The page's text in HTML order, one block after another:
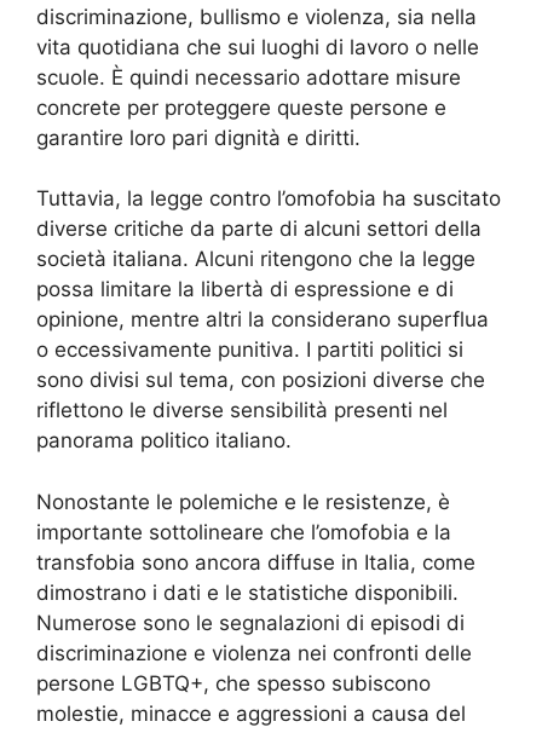
discriminazione, bullismo e violenza, sia nella
vita quotidiana che sui luoghi di lavoro o nelle
scuole. È quindi necessario adottare misure
concrete per proteggere queste persone e
garantire loro pari dignità e diritti.
Tuttavia, la legge contro l’omofobia ha suscitato
diverse critiche da parte di alcuni settori della
società italiana. Alcuni ritengono che la legge
possa limitare la libertà di espressione e di
opinione, mentre altri la considerano superflua
o eccessivamente punitiva. I partiti politici si
sono divisi sul tema, con posizioni diverse che
riflettono le diverse sensibilità presenti nel
panorama politico italiano.
Nonostante le polemiche e le resistenze, è
importante sottolineare che l’omofobia e la
transfobia sono ancora diffuse in Italia, come
dimostrano i dati e le statistiche disponibili.
Numerose sono le segnalazioni di episodi di
discriminazione e violenza nei confronti delle
persone LGBTQ+, che spesso subiscono
molestie, minacce e aggressioni a causa del